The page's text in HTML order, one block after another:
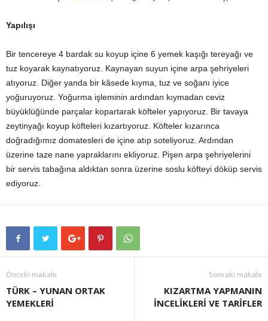
Yapılışı
Bir tencereye 4 bardak su koyup içine 6 yemek kaşığı tereyağı ve
tuz koyarak kaynatıyoruz. Kaynayan suyun içine arpa şehriyeleri
atıyoruz. Diğer yanda bir kâsede kıyma, tuz ve soğanı iyice
yoğuruyoruz. Yoğurma işleminin ardından kıymadan ceviz
büyüklüğünde parçalar kopartarak köfteler yapıyoruz. Bir tavaya
zeytinyağı koyup köfteleri kızartıyoruz. Köfteler kızarınca
doğradığımız domatesleri de içine atıp soteliyoruz. Ardından
üzerine taze nane yapraklarını ekliyoruz. Pişen arpa şehriyelerini
bir servis tabağına aldıktan sonra üzerine soslu köfteyi döküp servis
ediyoruz.
Önceki makale
TÜRK – YUNAN ORTAK
YEMEKLERİ
Sonraki makale
KIZARTMA YAPMANIN
İNCELİKLERİ VE TARİFLER